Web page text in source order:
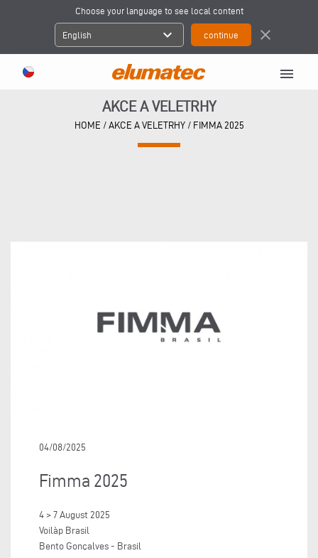
Choose your language to see local content
English expand_more close
menu
AKCE A VELETRHY
HOME / AKCE A VELETRHY/ FIMMA 2025
04/08/2025
Fimma 2025
4 > 7 August 2025
Voilàp Brasil
Bento Gonçalves - Brasil